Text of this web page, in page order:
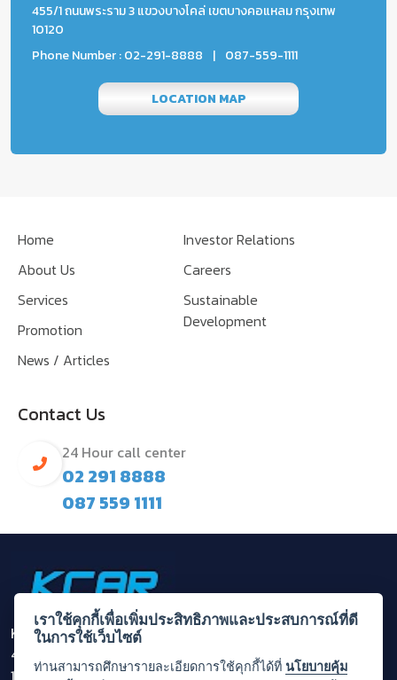
455/1 ถนนพระราม 3 แขวงบางโคล่ เขตบางคอแหลม กรุงเทพ
10120
Phone Number : 02-291-8888
| 087-559-1111
LOCATION MAP
Home
About Us
Services
Promotion
News / Articles
Investor Relations
Careers
Sustainable
Development
Contact Us
24 Hour call center
02 291 8888
087 559 1111
Krungthai Carrent & Lease Plc.
455/1 Rama 3 Rd,Bang Khlo, Bang Kho Laem, Bangkok
10120
เราใช้คุกกี้เพื่อเพิ่มประสิทธิภาพและประสบการณ์ที่ดี
ในการใช้เว็บไซต์
ท่านสามารถศึกษารายละเอียดการใช้คุกกี้ได้ที่นโยบายคุ้ม